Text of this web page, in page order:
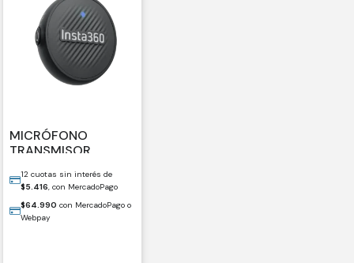
MICRÓFONO
TRANSMISOR
12 cuotas sin interés de
$5.416, con MercadoPago
$64.990 con MercadoPago o
Webpay